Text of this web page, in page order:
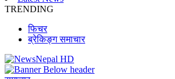
TRENDING
फिचर
ब्रेकिङ्ग समाचार